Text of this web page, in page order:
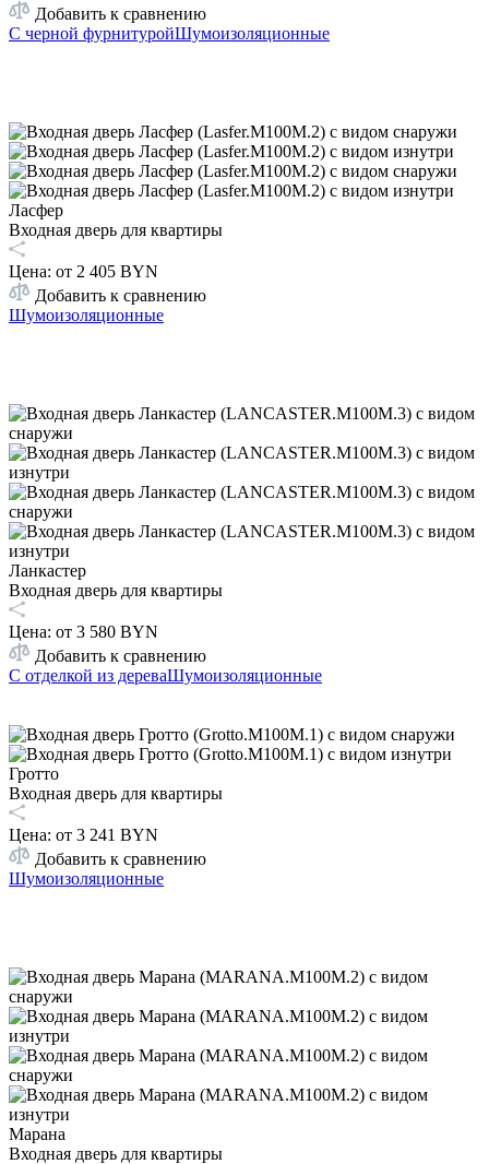
Добавить к сравнению
С черной фурнитуройШумоизоляционные
Ласфер
Входная дверь для квартиры
Цена: от 2 405 BYN
Добавить к сравнению
Шумоизоляционные
Ланкастер
Входная дверь для квартиры
Цена: от 3 580 BYN
Добавить к сравнению
С отделкой из дереваШумоизоляционные
Гротто
Входная дверь для квартиры
Цена: от 3 241 BYN
Добавить к сравнению
Шумоизоляционные
Марана
Входная дверь для квартиры